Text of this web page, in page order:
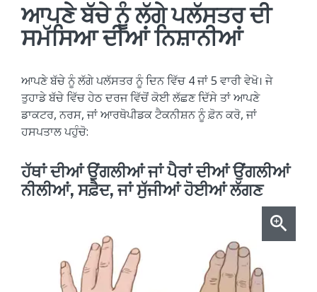
ਆਪਣੇ ਬੱਚੇ ਨੂੰ ਲੱਗੇ ਪਲੱਸਤਰ ਦੀ
ਸਮੱਸਿਆ ਦੀਆਂ ਨਿਸ਼ਾਨੀਆਂ​
ਆਪਣੇ ਬੱਚੇ ਨੂੰ ਲੱਗੇ ਪਲੱਸਤਰ ਨੂੰ ਦਿਨ ਵਿੱਚ 4 ਜਾਂ 5 ਵਾਰੀ ਵੇਖੋ। ਜੇ
ਤੁਹਾਡੇ ਬੱਚੇ ਵਿੱਚ ਹੇਠ ਦਰਜ ਵਿੱਚੋਂ ਕੋਈ ਲੱਛਣ ਦਿੱਸੇ ਤਾਂ ਆਪਣੇ
ਡਾਕਟਰ, ਨਰਸ, ਜਾਂ ਆਰਥੋਪੀਡਕ ਟੈਕਨੀਸ਼ਨ ਨੂੰ ਫ਼ੋਨ ਕਰੋ, ਜਾਂ
ਹਸਪਤਾਲ ਪਹੁੰਚੋ:
ਹੱਥਾਂ ਦੀਆਂ ਉਂਗਲੀਆਂ ਜਾਂ ਪੈਰਾਂ ਦੀਆਂ ਉਂਗਲੀਆਂ
ਨੀਲੀਆਂ, ਸਫ਼ੈਦ, ਜਾਂ ਸੁੱਜੀਆਂ ਹੋਈਆਂ ਲੱਗਣ